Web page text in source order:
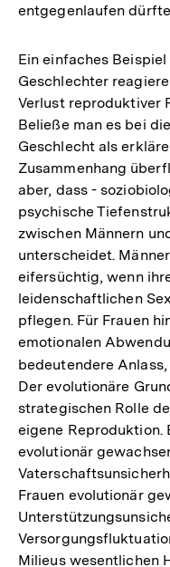
entgegenlaufen
Ein einfaches
Geschlechter
Verlust reproduktiver
Beließe man es bei
Geschlecht als
Zusammenhang
aber, dass -
psychische
zwischen Männern
unterscheidet.
eifersüchtig, wenn
leidenschaftlichen
pflegen. Für Frauen
emotionalen
bedeutendere
Der evolutionäre
strategischen Rolle
eigene Reproduktion.
evolutionär
Frauen evolutionär
Milieus wesentlichen